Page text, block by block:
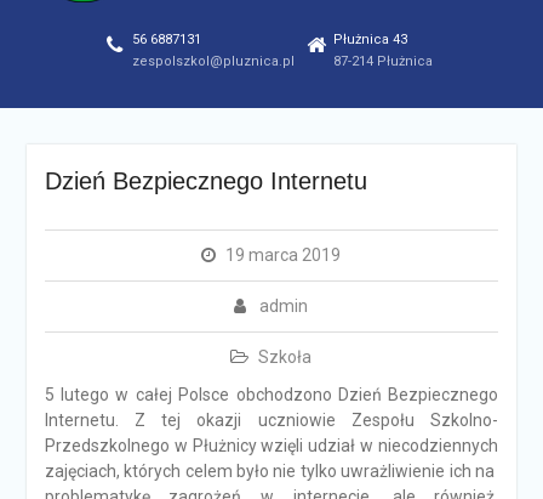
56 6887131
zespolszkol@pluznica.pl
Płużnica 43
87-214 Płużnica
Dzień Bezpiecznego Internetu
19 marca 2019
admin
Szkoła
5 lutego w całej Polsce obchodzono Dzień Bezpiecznego
Internetu. Z tej okazji uczniowie Zespołu Szkolno-
Przedszkolnego w Płużnicy wzięli udział w niecodziennych
zajęciach, których celem było nie tylko uwrażliwienie ich na